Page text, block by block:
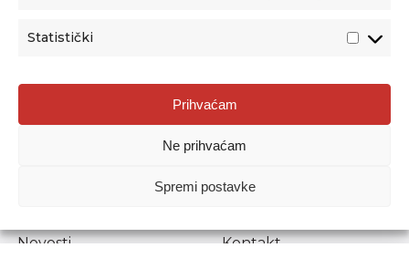
Statistički
Prihvaćam
Ne prihvaćam
Spremi postavke
Agencija za odgoj i obrazovanje
Donje Svetice 38, 10000 Zagreb
1778129
Prenošenje sadržaja dopušteno je uz navođenje izvora.
Novosti
Kontakt